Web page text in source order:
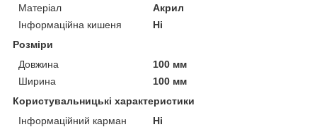
Матеріал
Акрил
Інформаційна кишеня
Ні
Розміри
Довжина
100 мм
Ширина
100 мм
Користувальницькі характеристики
Інформаційний карман
Ні